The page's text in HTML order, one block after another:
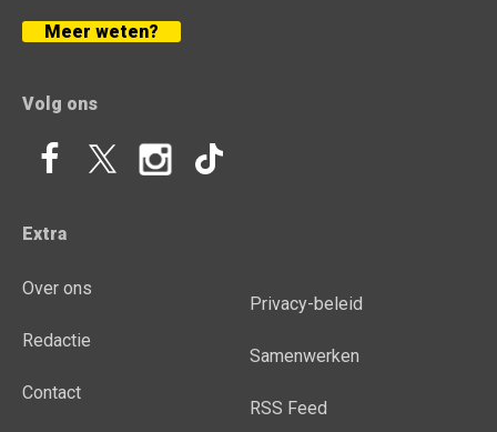
Meer weten?
Volg ons
Extra
Over ons
Redactie
Contact
Privacy-beleid
Samenwerken
RSS Feed